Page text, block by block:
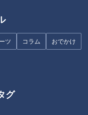
ツ コラム おでかけ
グ
候補に選出の部員も！